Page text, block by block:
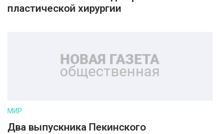
пластической хирургии
МИР
Два выпускника Пекинского